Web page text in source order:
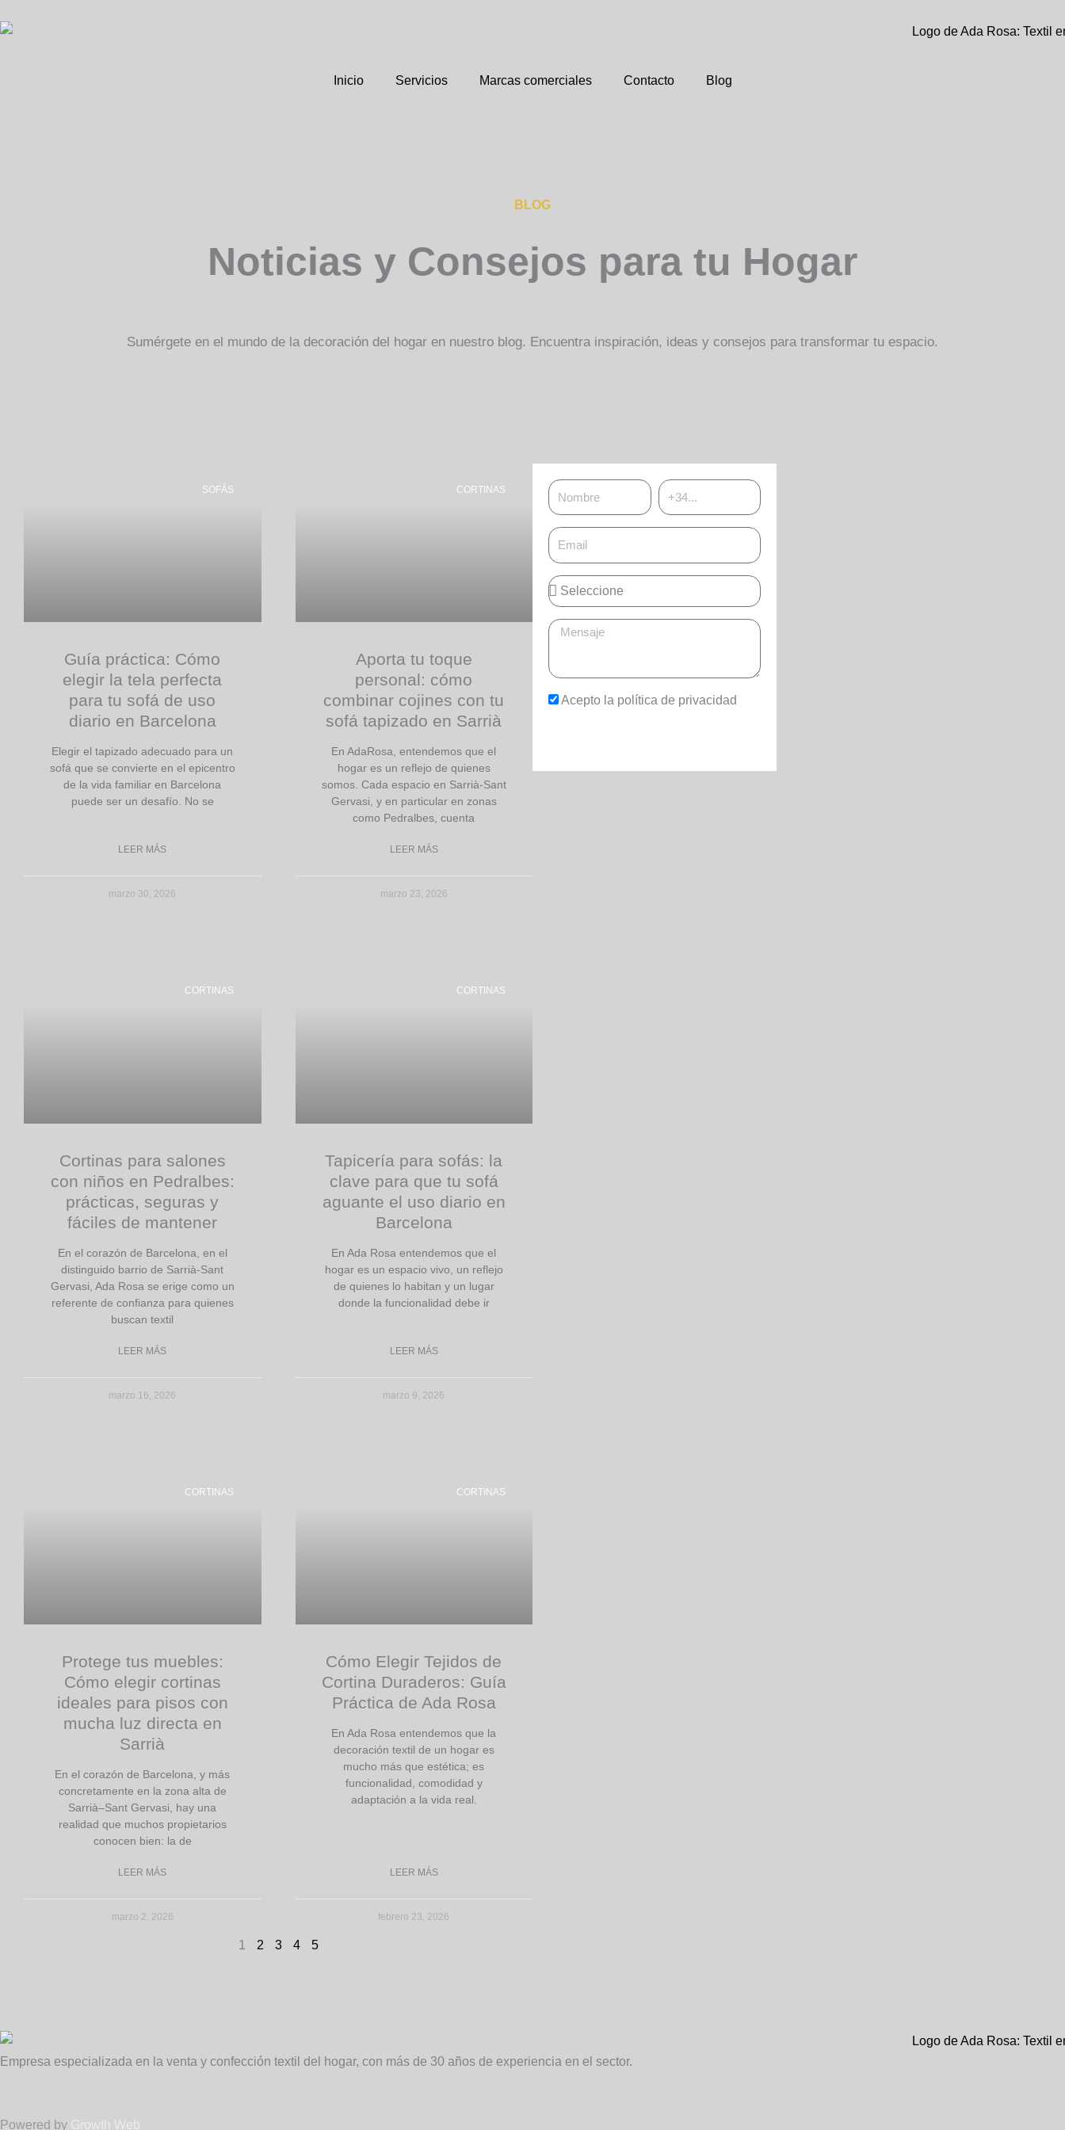
al
Inicio Servicios Marcas comerciales Contacto Blog
BLOG
Noticias y Consejos para tu Hogar
Sumérgete en el mundo de la decoración del hogar en nuestro blog. Encuentra inspiración, ideas y consejos para transformar tu espacio.
SOFÁS
Guía práctica: Cómo
elegir la tela perfecta
para tu sofá de uso
diario en Barcelona
Elegir el tapizado adecuado para un
sofá que se convierte en el epicentro
de la vida familiar en Barcelona
puede ser un desafío. No se
LEER MÁS
marzo 30, 2026
CORTINAS
Aporta tu toque
personal: cómo
combinar cojines con tu
sofá tapizado en Sarrià
En AdaRosa, entendemos que el
hogar es un reflejo de quienes
somos. Cada espacio en Sarrià-Sant
Gervasi, y en particular en zonas
como Pedralbes, cuenta
LEER MÁS
marzo 23, 2026
CORTINAS
Cortinas para salones
con niños en Pedralbes:
prácticas, seguras y
fáciles de mantener
En el corazón de Barcelona, en el
distinguido barrio de Sarrià-Sant
Gervasi, Ada Rosa se erige como un
referente de confianza para quienes
buscan textil
LEER MÁS
marzo 16, 2026
CORTINAS
Tapicería para sofás: la
clave para que tu sofá
aguante el uso diario en
Barcelona
En Ada Rosa entendemos que el
hogar es un espacio vivo, un reflejo
de quienes lo habitan y un lugar
donde la funcionalidad debe ir
LEER MÁS
marzo 9, 2026
CORTINAS
Protege tus muebles:
Cómo elegir cortinas
ideales para pisos con
mucha luz directa en
Sarrià
En el corazón de Barcelona, y más
concretamente en la zona alta de
Sarrià–Sant Gervasi, hay una
realidad que muchos propietarios
conocen bien: la de
LEER MÁS
marzo 2, 2026
CORTINAS
Cómo Elegir Tejidos de
Cortina Duraderos: Guía
Práctica de Ada Rosa
En Ada Rosa entendemos que la
decoración textil de un hogar es
mucho más que estética; es
funcionalidad, comodidad y
adaptación a la vida real.
LEER MÁS
febrero 23, 2026
1 2 3 4 5
Nombre Teléfono
Email
Asunto
Mensaje
Acepto la política de privacidad
Empresa especializada en la venta y confección textil del hogar, con más de 30 años de experiencia en el sector.
Powered by Growth Web